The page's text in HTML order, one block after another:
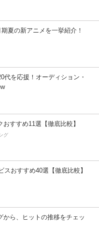
期夏の新アニメを一挙紹介！
代を応援！オーディション・
すすめ11選【徹底比較】
グ
スおすすめ40選【徹底比較】
から、ヒットの推移をチェッ